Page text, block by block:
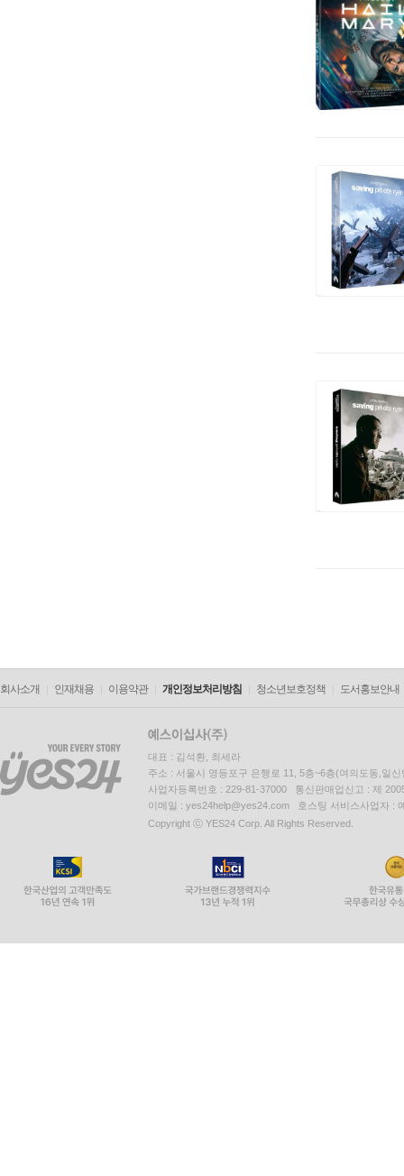
회사소개 인재채용 이용약관 개인정보처리방침 청소년보호정책 도서홍보안내
대표 : 김석환, 최세라
주소 : 서울시 영등포구 은행로 11, 5층~6층(여의도동,일신
사업자등록번호 : 229-81-37000 통신판매업신고 : 제
이메일 : yes24help@yes24.com 호스팅 서비스사업자 :
Copyright ⓒ YES24 Corp. All Rights Reserved.